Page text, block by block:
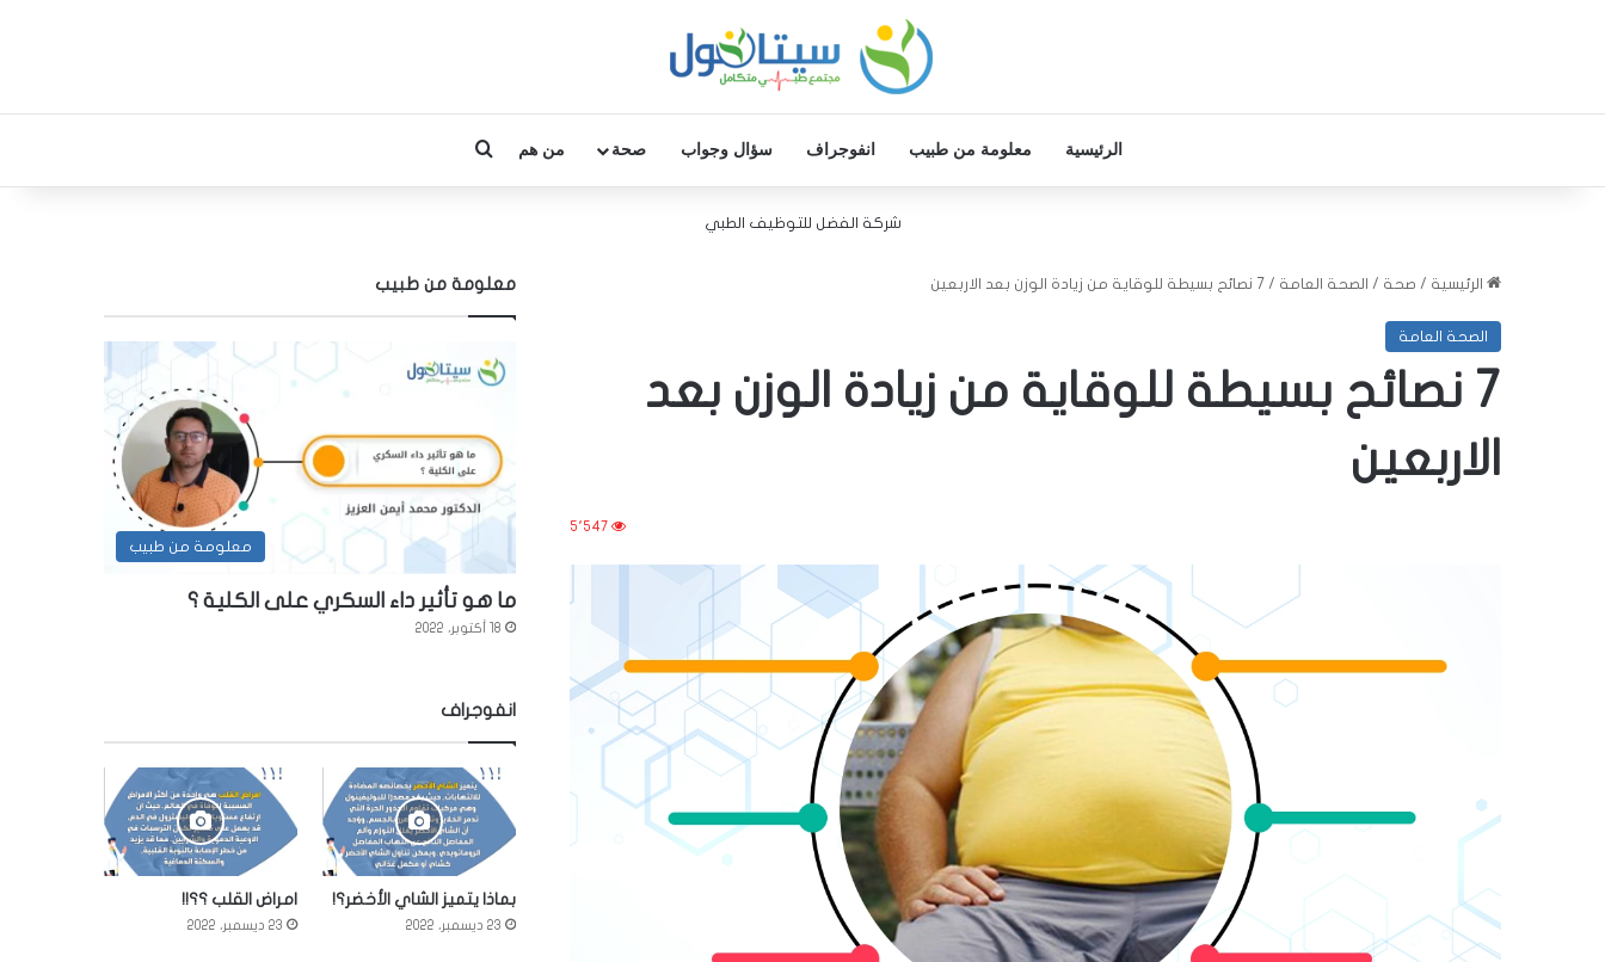
الرئيسية معلومة من طبيب انفوجراف سؤال وجواب صحة من هم
شركة الفضل للتوظيف الطبي
الرئيسية / صحة / الصحة العامة / 7 نصائح بسيطة للوقاية من زيادة الوزن بعد الاربعين
الصحة العامة
7 نصائح بسيطة للوقاية من زيادة الوزن بعد
الاربعين
5٬547
معلومة من طبيب
معلومة من طبيب
ما هو تأثير داء السكري على الكلية ؟
18 أكتوبر، 2022
انفوجراف
بماذا يتميز الشاي الأخضر؟!
23 ديسمبر، 2022
امراض القلب ؟؟!!
23 ديسمبر، 2022